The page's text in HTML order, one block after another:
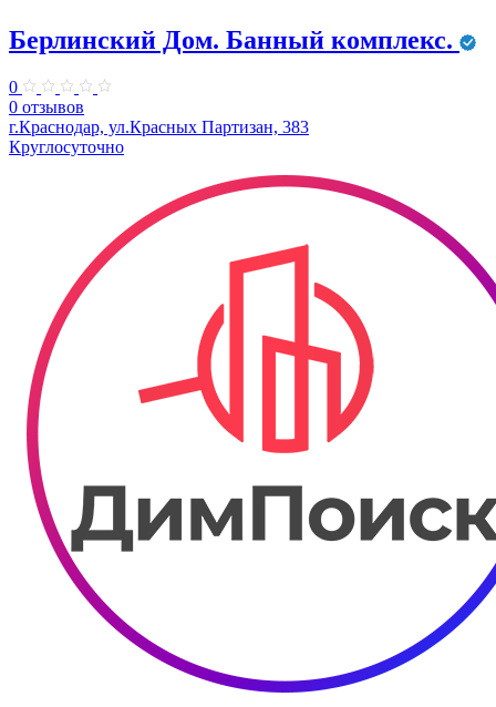
Берлинский Дом. Банный комплекс.
0
0 отзывов
г.Краснодар, ул.Красных Партизан, 383
Круглосуточно